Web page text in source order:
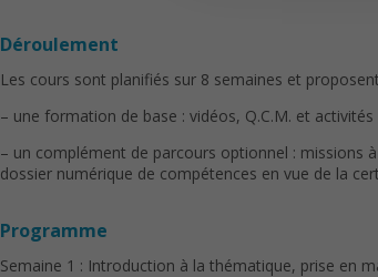
Déroulement
Les cours sont planifiés sur 8 semaines et
– une formation de base : vidéos, Q.C.M. et
– un complément de parcours optionnel : missions
dossier numérique de compétences en vue de la
Programme
Semaine 1 : Introduction à la thématique, prise en